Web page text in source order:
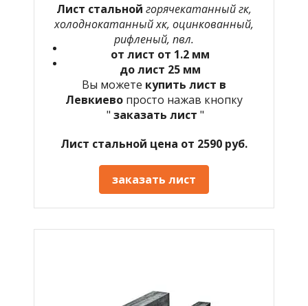
Лист стальной горячекатанный гк,
холоднокатанный хк, оцинкованный,
рифленый, пвл.
от лист от 1.2 мм
до лист 25 мм
Вы можете купить лист в
Левкиево просто нажав кнопку
" заказать лист "
Лист стальной цена от 2590 руб.
заказать лист